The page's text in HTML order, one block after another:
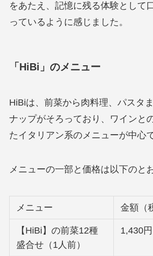
をあたえ、記憶に残る体験として
っているように感じました。
「HiBi」のメニュー
HiBiは、前菜から肉料理、パスタ
ナップがそろっており、ワインと
たイタリアン系のメニューが中心
メニューの一部と価格は以下のと
メニュー 金額（
【HiBi】の前菜12種
盛合せ（1人前）
1,430円